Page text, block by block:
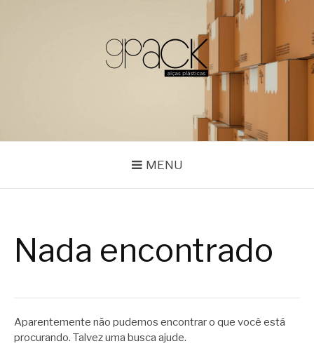
MENU
Nada encontrado
Aparentemente não pudemos encontrar o que você está
procurando. Talvez uma busca ajude.